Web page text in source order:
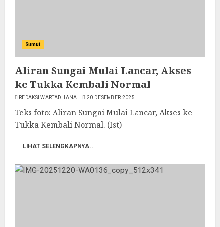
Sumut
Aliran Sungai Mulai Lancar, Akses
ke Tukka Kembali Normal
REDAKSI WARTADHANA 20 DESEMBER 2025
Teks foto: Aliran Sungai Mulai Lancar, Akses ke
Tukka Kembali Normal. (Ist)
LIHAT SELENGKAPNYA..